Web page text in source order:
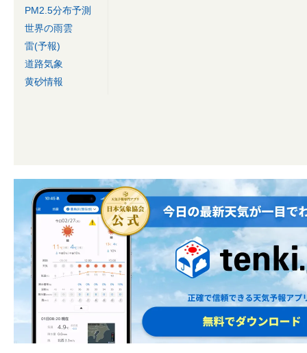
PM2.5分布予測
世界の雨雲
雷(予報)
道路気象
黄砂情報